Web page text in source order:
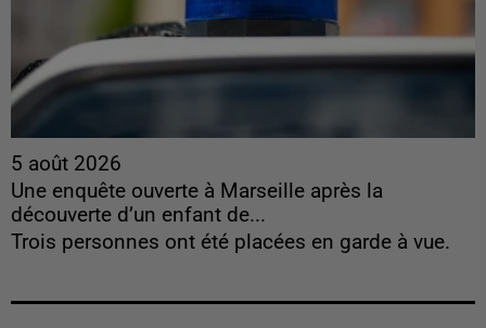
5 août 2026
Une enquête ouverte à Marseille après la
découverte d’un enfant de...
Trois personnes ont été placées en garde à vue.